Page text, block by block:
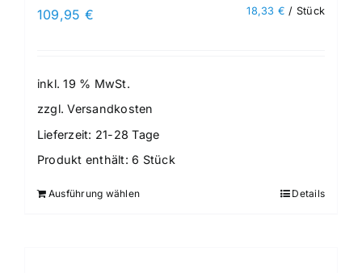
109,95 € 18,33 € / Stück
inkl. 19 % MwSt.
zzgl.Versandkosten
Lieferzeit: 21-28 Tage
Produkt enthält: 6 Stück
Ausführung wählen Details